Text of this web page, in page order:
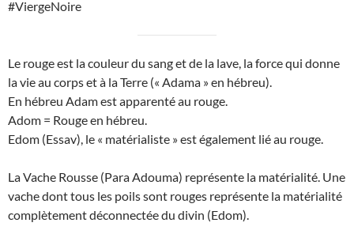
#ViergeNoire
Le rouge est la couleur du sang et de la lave, la force qui donne
la vie au corps et à la Terre (« Adama » en hébreu).
En hébreu Adam est apparenté au rouge.
Adom = Rouge en hébreu.
Edom (Essav), le « matérialiste » est également lié au rouge.
La Vache Rousse (Para Adouma) représente la matérialité. Une
vache dont tous les poils sont rouges représente la matérialité
complètement déconnectée du divin (Edom).